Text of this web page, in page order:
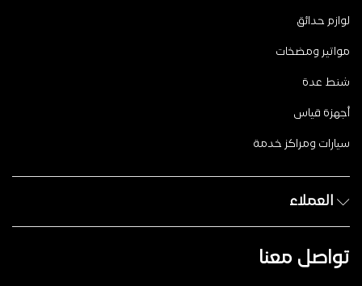
لوازم حدائق
مواتير ومضخات
شنط عدة
أجهزة قياس
سيارات ومراكز خدمة
العملاء
تواصل معنا